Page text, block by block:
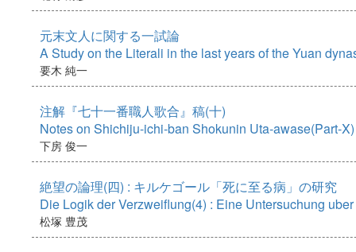
元末文人に関する一試論
A Study on the Literali in the last years of the Yuan
要木 純一
注解『七十一番職人歌合』稿(十)
Notes on Shichiju-ichi-ban Shokunin Uta-awase(Part-X)
下房 俊一
絶望の論理(四) : キルケゴール「死に至る病」の研究
Die Logik der Verzweiflung(4) : Eine Untersuchung
松塚 豊茂